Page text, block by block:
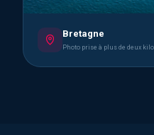
Bretagne
Photo prise à plus de deux